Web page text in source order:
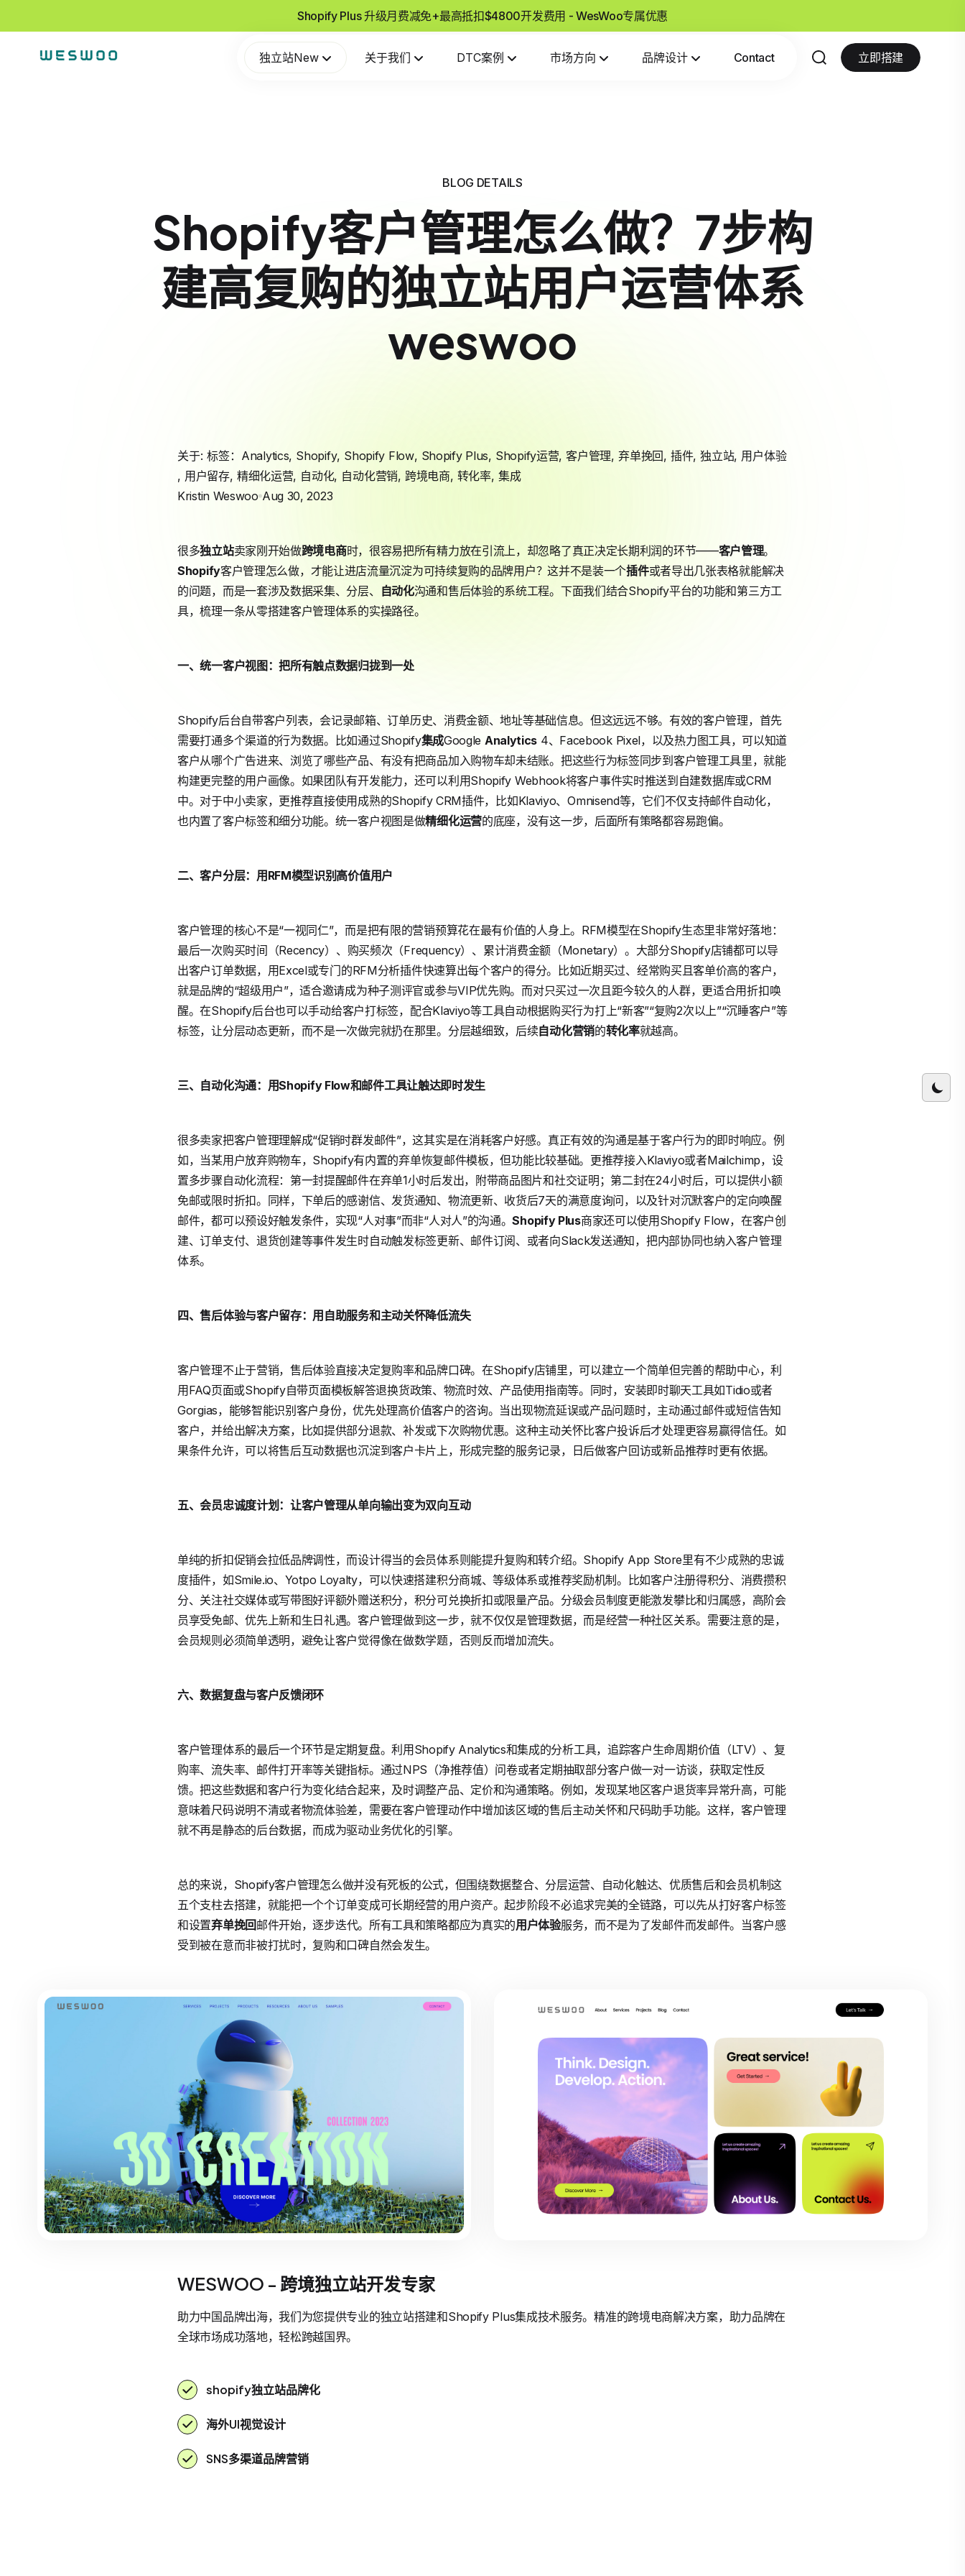
Shopify Plus 升级月费减免+最高抵扣$4800开发费用 - WesWoo专属优惠
独立站New 关于我们 DTC案例 市场方向 品牌设计 Contact 立即搭建
BLOG DETAILS
Shopify客户管理怎么做？7步构
建高复购的独立站用户运营体系
weswoo
关于: 标签： Analytics, Shopify, Shopify Flow, Shopify Plus, Shopify运营,客户管理,弃单挽回, 插件,独立站, 用户体验
, 用户留存, 精细化运营, 自动化, 自动化营销, 跨境电商, 转化率, 集成
Kristin Weswoo Aug 30, 2023
很多独立站卖家刚开始做跨境电商时，很容易把所有精力放在引流上，却忽略了真正决定长期利润的环节——客户管理。
Shopify客户管理怎么做，才能让进店流量沉淀为可持续复购的品牌用户？这并不是装一个插件或者导出几张表格就能解决
的问题，而是一套涉及数据采集、分层、
自动化沟通和售后体验的系统工程。下面我们结合Shopify平台的功能和第三方工
具，梳理一条从零搭建客户管理体系的实操路径。
一、统一客户视图：把所有触点数据归拢到一处
Shopify后台自带客户列表，会记录邮箱、订单历史、消费金额、地址等基础信息。但这远远不够。有效的客户管理，首先
需要打通多个渠道的行为数据。比如通过Shopify集成Google Analytics 4、Facebook Pixel，以及热力图工具，可以知道
客户从哪个广告进来、浏览了哪些产品、有没有把商品加入购物车却未结账。把这些行为标签同步到客户管理工具里，就能
构建更完整的用户画像。如果团队有开发能力，还可以利用Shopify Webhook将客户事件实时推送到自建数据库或CRM
中。对于中小卖家，更推荐直接使用成熟的Shopify CRM插件，比如Klaviyo、Omnisend等，它们不仅支持邮件自动化，
也内置了客户标签和细分功能。统一客户视图是做精细化运营的底座，没有这一步，后面所有策略都容易跑偏。
二、客户分层：用RFM模型识别高价值用户
客户管理的核心不是“一视同仁”，而是把有限的营销预算花在最有价值的人身上。RFM模型在Shopify生态里非常好落地：
最后一次购买时间（Recency）、购买频次（Frequency）、累计消费金额（Monetary）。大部分Shopify店铺都可以导
出客户订单数据，用Excel或专门的RFM分析插件快速算出每个客户的得分。比如近期买过、经常购买且客单价高的客户，
就是品牌的“超级用户”，适合邀请成为种子测评官或参与VIP优先购。而对只买过一次且距今较久的人群，更适合用折扣唤
醒。在Shopify后台也可以手动给客户打标签，配合Klaviyo等工具自动根据购买行为打上“新客”“复购2次以上”“沉睡客户”等
标签，让分层动态更新，而不是一次做完就扔在那里。分层越细致，后续自动化营销的转化率就越高。
三、自动化沟通：用Shopify Flow和邮件工具让触达即时发生
很多卖家把客户管理理解成“促销时群发邮件”，这其实是在消耗客户好感。真正有效的沟通是基于客户行为的即时响应。例
如，当某用户放弃购物车，Shopify有内置的弃单恢复邮件模板，但功能比较基础。更推荐接入Klaviyo或者Mailchimp，设
置多步骤自动化流程：第一封提醒邮件在弃单1小时后发出，附带商品图片和社交证明；第二封在24小时后，可以提供小额
免邮或限时折扣。同样，下单后的感谢信、发货通知、物流更新、收货后7天的满意度询问，以及针对沉默客户的定向唤醒
邮件，都可以预设好触发条件，实现“人对事”而非“人对人”的沟通。Shopify Plus商家还可以使用Shopify Flow，在客户创
建、订单支付、退货创建等事件发生时自动触发标签更新、邮件订阅、或者向Slack发送通知，把内部协同也纳入客户管理
体系。
四、售后体验与客户留存：用自助服务和主动关怀降低流失
客户管理不止于营销，售后体验直接决定复购率和品牌口碑。在Shopify店铺里，可以建立一个简单但完善的帮助中心，利
用FAQ页面或Shopify自带页面模板解答退换货政策、物流时效、产品使用指南等。同时，安装即时聊天工具如Tidio或者
Gorgias，能够智能识别客户身份，优先处理高价值客户的咨询。当出现物流延误或产品问题时，主动通过邮件或短信告知
客户，并给出解决方案，比如提供部分退款、补发或下次购物优惠。这种主动关怀比客户投诉后才处理更容易赢得信任。如
果条件允许，可以将售后互动数据也沉淀到客户卡片上，形成完整的服务记录，日后做客户回访或新品推荐时更有依据。
五、会员忠诚度计划：让客户管理从单向输出变为双向互动
单纯的折扣促销会拉低品牌调性，而设计得当的会员体系则能提升复购和转介绍。Shopify App Store里有不少成熟的忠诚
度插件，如Smile.io、Yotpo Loyalty，可以快速搭建积分商城、等级体系或推荐奖励机制。比如客户注册得积分、消费攒积
分、关注社交媒体或写带图好评额外赠送积分，积分可兑换折扣或限量产品。分级会员制度更能激发攀比和归属感，高阶会
员享受免邮、优先上新和生日礼遇。客户管理做到这一步，就不仅仅是管理数据，而是经营一种社区关系。需要注意的是，
会员规则必须简单透明，避免让客户觉得像在做数学题，否则反而增加流失。
六、数据复盘与客户反馈闭环
客户管理体系的最后一个环节是定期复盘。利用Shopify Analytics和集成的分析工具，追踪客户生命周期价值（LTV）、复
购率、流失率、邮件打开率等关键指标。通过NPS（净推荐值）问卷或者定期抽取部分客户做一对一访谈，获取定性反
馈。把这些数据和客户行为变化结合起来，及时调整产品、定价和沟通策略。例如，发现某地区客户退货率异常升高，可能
意味着尺码说明不清或者物流体验差，需要在客户管理动作中增加该区域的售后主动关怀和尺码助手功能。这样，客户管理
就不再是静态的后台数据，而成为驱动业务优化的引擎。
总的来说，Shopify客户管理怎么做并没有死板的公式，但围绕数据整合、分层运营、自动化触达、优质售后和会员机制这
五个支柱去搭建，就能把一个个订单变成可长期经营的用户资产。起步阶段不必追求完美的全链路，可以先从打好客户标签
和设置弃单挽回邮件开始，逐步迭代。所有工具和策略都应为真实的用户体验服务，而不是为了发邮件而发邮件。当客户感
受到被在意而非被打扰时，复购和口碑自然会发生。
WESWOO - 跨境独立站开发专家
助力中国品牌出海，我们为您提供专业的独立站搭建和Shopify Plus集成技术服务。精准的跨境电商解决方案，助力品牌在
全球市场成功落地，轻松跨越国界。
shopify独立站品牌化
海外UI视觉设计
SNS多渠道品牌营销